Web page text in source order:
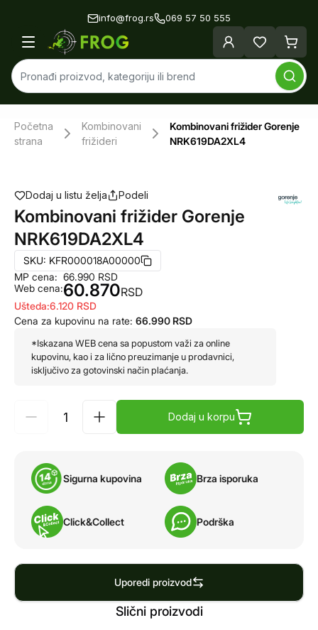
info@frog.rs 069 57 50 555
Početna
strana
Kombinovani
frižideri
Kombinovani frižider Gorenje
NRK619DA2XL4
Dodaj u listu želja Podeli
Kombinovani frižider Gorenje
NRK619DA2XL4
SKU: KFR000018A00000
MP cena:
Web cena:
66.990 RSD
60.870RSD
Ušteda:6.120 RSD
Cena za kupovinu na rate: 66.990 RSD
*Iskazana WEB cena sa popustom važi za online
kupovinu, kao i za lično preuzimanje u prodavnici,
isključivo za gotovinski način plaćanja.
Dodaj u korpu
Sigurna kupovina Brza isporuka
Click&Collect Podrška
Uporedi proizvod
Slični proizvodi